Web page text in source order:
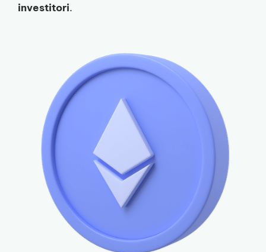
investitori.